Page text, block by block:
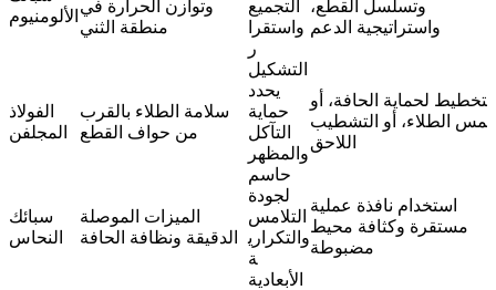
الألومنيوم
وتوازن الحرارة في
منطقة الثني
التجميع
واستقرا
ر
التشكيل
وتسلسل القطع،
واستراتيجية الدعم
الفولاذ
المجلفن
سلامة الطلاء بالقرب
من حواف القطع
يحدد
حماية
التآكل
والمظهر
التخطيط لحماية الحافة، أو
لمس الطلاء، أو التشطيب
اللاحق
سبائك
النحاس
الميزات الموصلة
الدقيقة ونظافة الحافة
حاسم
لجودة
التلامس
والتكراري
ة
الأبعادية
استخدام نافذة عملية
مستقرة وكثافة محيط
مضبوطة